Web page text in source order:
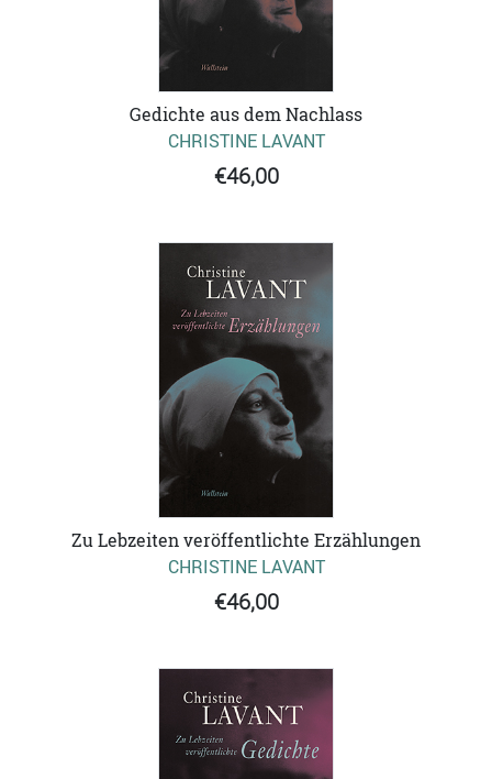
Gedichte aus dem Nachlass
CHRISTINE LAVANT
€46,00
Zu Lebzeiten veröffentlichte Erzählungen
CHRISTINE LAVANT
€46,00